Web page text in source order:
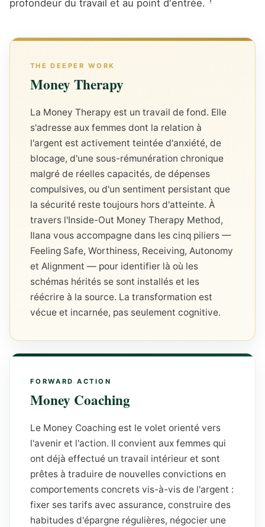
profondeur du travail et au point d'entrée.
Money Therapy
La Money Therapy est un travail de fond. Elle
s'adresse aux femmes dont la relation à
l'argent est activement teintée d'anxiété, de
blocage, d'une sous-rémunération chronique
malgré de réelles capacités, de dépenses
compulsives, ou d'un sentiment persistant que
la sécurité reste toujours hors d'atteinte. À
travers l'Inside-Out Money Therapy Method,
Ilana vous accompagne dans les cinq piliers —
Feeling Safe, Worthiness, Receiving, Autonomy
et Alignment — pour identifier là où les
schémas hérités se sont installés et les
réécrire à la source. La transformation est
vécue et incarnée, pas seulement cognitive.
Money Coaching
Le Money Coaching est le volet orienté vers
l'avenir et l'action. Il convient aux femmes qui
ont déjà effectué un travail intérieur et sont
prêtes à traduire de nouvelles convictions en
comportements concrets vis-à-vis de l'argent :
fixer ses tarifs avec assurance, construire des
habitudes d'épargne régulières, négocier une